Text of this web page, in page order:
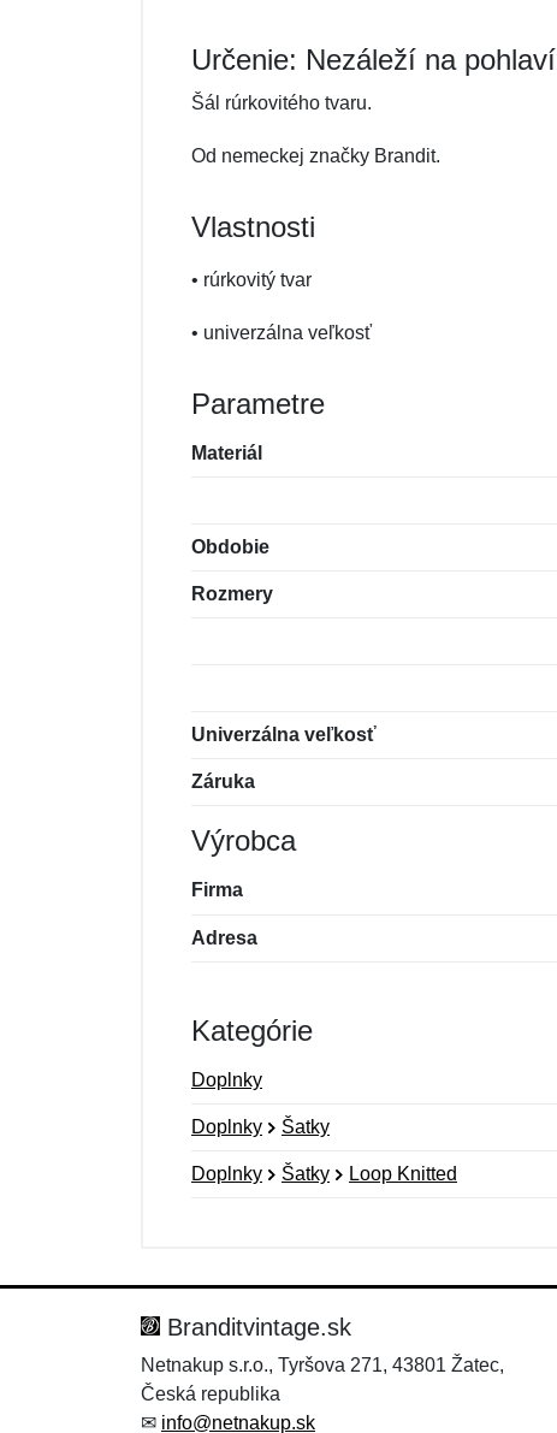
Určenie: Nezáleží na pohlaví
Šál rúrkovitého tvaru.
Od nemeckej značky Brandit.
Vlastnosti
• rúrkovitý tvar
• univerzálna veľkosť
Parametre
Materiál
Obdobie
Rozmery
Univerzálna veľkosť
Záruka
Výrobca
Firma
Adresa
Kategórie
Doplnky
Doplnky Šatky
Doplnky Šatky Loop Knitted
Správa*
Správa*
Branditvintage.sk
Netnakup s.r.o., Tyršova 271, 43801 Žatec,
Česká republika
✉ info@netnakup.sk